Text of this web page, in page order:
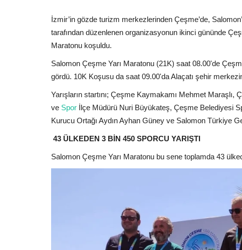
İzmir’in gözde turizm merkezlerinden Çeşme’de,
tarafından düzenlenen organizasyonun ikinci gününde
Maratonu koşuldu.
Salomon Çeşme Yarı Maratonu (21K) saat 08.00'de
gördü. 10K Koşusu da saat 09.00'da Alaçatı şehir
Yarışların startını; Çeşme Kaymakamı Mehmet
ve Spor İlçe Müdürü Nuri Büyükateş, Çeşme Belediyesi
Kurucu Ortağı Aydın Ayhan Güney ve Salomon Türkiye
43 ÜLKEDEN 3 BİN 450 SPORCU YARIŞTI
Salomon Çeşme Yarı Maratonu bu sene toplamda 43